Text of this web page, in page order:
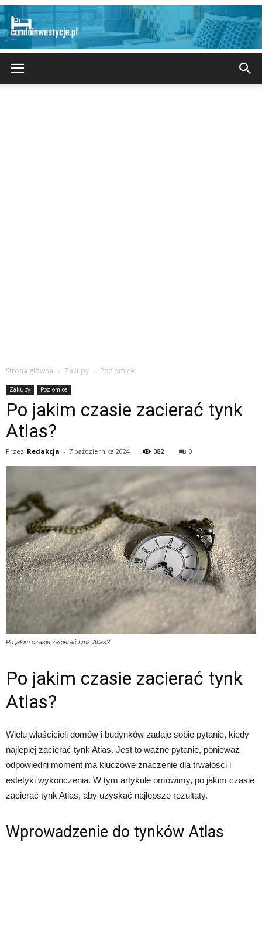
Strona główna Zakupy Poziomice
Zakupy Poziomice
Po jakim czasie zacierać tynk
Atlas?
Przez Redakcja - 7 października 2024 382 0
Po jakim czasie zacierać tynk Atlas?
Po jakim czasie zacierać tynk
Atlas?
Wielu właścicieli domów i budynków zadaje sobie pytanie, kiedy
najlepiej zacierać tynk Atlas. Jest to ważne pytanie, ponieważ
odpowiedni moment ma kluczowe znaczenie dla trwałości i
estetyki wykończenia. W tym artykule omówimy, po jakim czasie
zacierać tynk Atlas, aby uzyskać najlepsze rezultaty.
Wprowadzenie do tynków Atlas